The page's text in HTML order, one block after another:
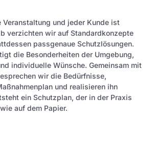
und jeder Kunde ist
verzichten wir auf Standardkonzepte
passgenaue Schutzlösungen.
die Besonderheiten der Umgebung,
individuelle Wünsche. Gemeinsam mit
wir die Bedürfnisse,
und realisieren ihn
ein Schutzplan, der in der Praxis
auf dem Papier.